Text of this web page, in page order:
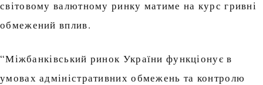
світовому валютному ринку матиме на курс гривні
обмежений вплив.
“Міжбанківський ринок України функціонує в
умовах адміністративних обмежень та контролю